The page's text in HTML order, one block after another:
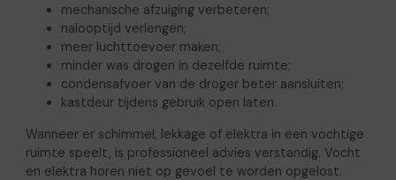
mechanische afzuiging verbeteren;
nalooptijd verlengen;
meer luchttoevoer maken;
minder was drogen in dezelfde ruimte;
condensafvoer van de droger beter aansluiten;
kastdeur tijdens gebruik open laten.
Wanneer er schimmel, lekkage of elektra in een vochtige
ruimte speelt, is professioneel advies verstandig. Vocht
en elektra horen niet op gevoel te worden opgelost.